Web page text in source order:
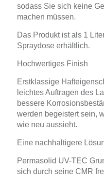
sodass Sie sich keine
machen müssen.
Das Produkt ist als 1
Spraydose erhältlich.
Hochwertiges Finish
Erstklassige
leichtes Auftragen des
bessere
werden begeistert sein,
wie neu aussieht.
Eine nachhaltigere
Permasolid UV-TEC
sich durch seine CMR